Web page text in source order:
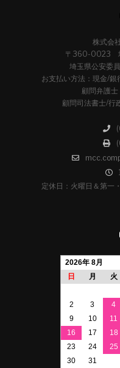
株式会
〒360-0023
埼玉県公安委
お支払い方法：現金/
顧問弁護
顧問司法書士/行
定休日：火曜日＆第
2026年 8月
日
月 火
2
3 4
9
10 11
16
17 18
23
24 25
30
31